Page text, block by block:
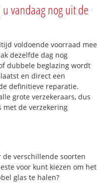
vandaag nog uit de
voldoende voorraad mee
dezelfde dag nog
dubbele beglazing wordt
en direct een
definitieve reparatie.
grote verzekeraars, dus
met de verzekering
verschillende soorten
voor kunt kiezen om het
glas te halen?